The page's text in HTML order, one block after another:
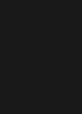
ventana)
ventana)